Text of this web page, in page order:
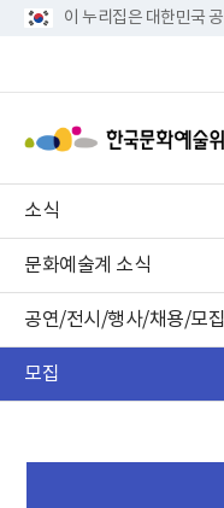
이 누리집은 대한민국
소식
문화예술계 소식
공연/전시/행사/채용/모집
모집